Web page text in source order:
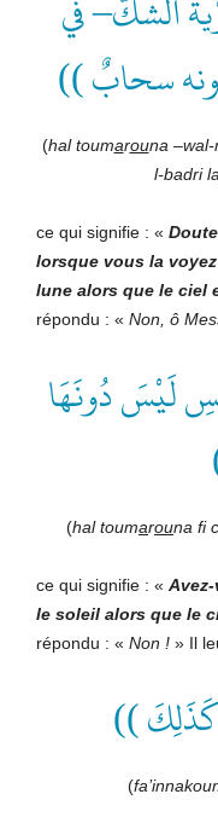
سحابٌ ))
(hal toumarouna
l-badri
ce qui signifie : «
lorsque vous la
lune alors que le ciel
répondu : « Non, ô
لَيْسَ دُونَهَا
(hal toumarouna fi
ce qui signifie : «
le soleil alors que le
répondu : « Non ! » Il
))
(